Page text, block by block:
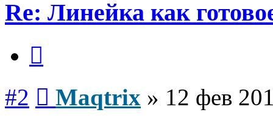
Re: Линейка как
#2 Maqtrix » 12 фев